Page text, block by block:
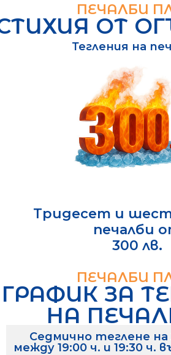
ПЕЧАЛБИ
ОТ
Тегления на
Тридесет и
печалби
300 лв.
ПЕЧАЛБИ
ГРАФИК ЗА
НА
Седмично теглене на
между 19:00 ч. и 19:30 ч.